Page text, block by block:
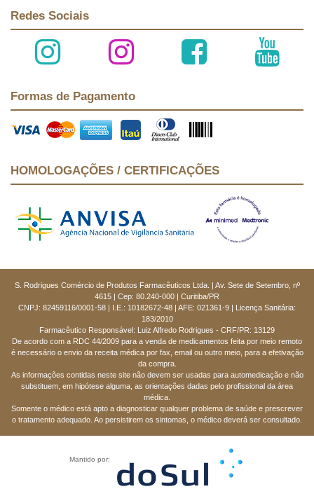
Redes Sociais
Formas de Pagamento
HOMOLOGAÇÕES / CERTIFICAÇÕES
S. Rodrigues Comércio de Produtos Farmacêuticos Ltda. | Av. Sete de Setembro, nº
4615 | Cep: 80.240-000 | Curitiba/PR
CNPJ: 82459116/0001-58 | I.E.: 10182672-48 | AFE: 021361-9 | Licença Sanitária:
183/2010
Farmacêutico Responsável: Luiz Alfredo Rodrigues - CRF/PR: 13129
De acordo com a RDC 44/2009 para a venda de medicamentos feita por meio remoto
é necessário o envio da receita médica por fax, email ou outro meio, para a efetivação
da compra.
As informações contidas neste site não devem ser usadas para automedicação e não
substituem, em hipótese alguma, as orientações dadas pelo profissional da área
médica.
Somente o médico está apto a diagnosticar qualquer problema de saúde e prescrever
o tratamento adequado. Ao persistirem os sintomas, o médico deverá ser consultado.
Mantido por: